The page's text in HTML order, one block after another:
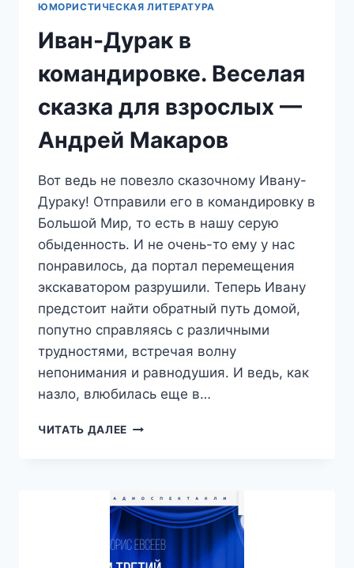
ЮМОРИСТИЧЕСКАЯ ЛИТЕРАТУРА
Иван-Дурак в
командировке. Веселая
сказка для взрослых —
Андрей Макаров
Вот ведь не повезло сказочному Ивану-
Дураку! Отправили его в командировку в
Большой Мир, то есть в нашу серую
обыденность. И не очень-то ему у нас
понравилось, да портал перемещения
экскаватором разрушили. Теперь Ивану
предстоит найти обратный путь домой,
попутно справляясь с различными
трудностями, встречая волну
непонимания и равнодушия. И ведь, как
назло, влюбилась еще в…
ЧИТАТЬ ДАЛЕЕ ИВАН-
СКАЗКА
ДЛЯ
ВЗРОСЛЫХ
—